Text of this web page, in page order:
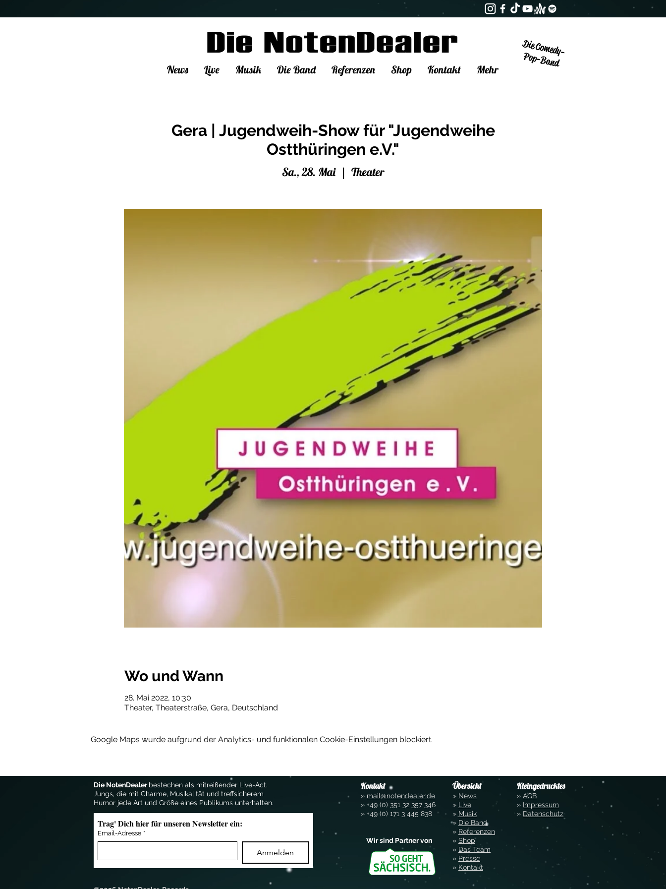
News Live Musik Die Band Referenzen Shop Kontakt Mehr
Die Comedy-
Pop-Band
Gera | Jugendweih-Show für "Jugendweihe
Ostthüringen e.V."
Sa., 28. Mai
  |
Theater
Wo und Wann
28. Mai 2022, 10:30
Theater, Theaterstraße, Gera, Deutschland
Google Maps wurde aufgrund der Analytics- und funktionalen Cookie-Einstellungen blockiert.
Die NotenDealerbestechen als mitreißender Live-Act.
Jungs, die mit Charme, Musikalität und treffsicherem
Humor jede Art und Größe eines Publikums unterhalten.
Trag' Dich hier für unseren Newsletter ein:
Email-Adresse *
Anmelden
Kontakt
» mail@notendealer.de
» +49 (0) 351 32 357 346
» +49 (0) 171 3 445 838
Übersicht
» News
» Live
» Musik
» Die Band
» Referenzen
» Shop
» Das Team
» Presse
» Kontakt
Kleingedrucktes
» AGB
» Impressum
» Datenschutz
Wir sind Partner von